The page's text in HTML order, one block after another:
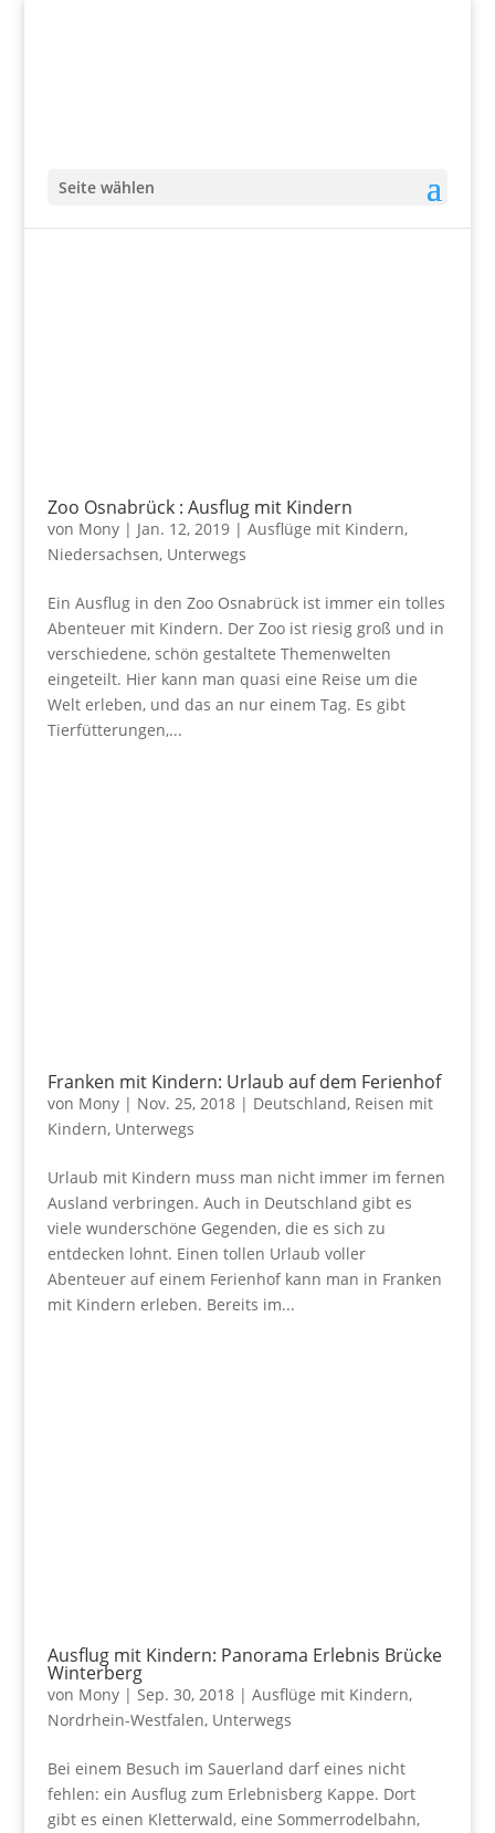
Seite wählen
Zoo Osnabrück : Ausflug mit Kindern
von Mony| Jan. 12, 2019| Ausflüge mit Kindern,
Niedersachsen, Unterwegs
Ein Ausflug in den Zoo Osnabrück ist immer ein tolles
Abenteuer mit Kindern. Der Zoo ist riesig groß und in
verschiedene, schön gestaltete Themenwelten
eingeteilt. Hier kann man quasi eine Reise um die
Welt erleben, und das an nur einem Tag. Es gibt
Tierfütterungen,...
Franken mit Kindern: Urlaub auf dem Ferienhof
von Mony| Nov. 25, 2018| Deutschland, Reisen mit
Kindern, Unterwegs
Urlaub mit Kindern muss man nicht immer im fernen
Ausland verbringen. Auch in Deutschland gibt es
viele wunderschöne Gegenden, die es sich zu
entdecken lohnt. Einen tollen Urlaub voller
Abenteuer auf einem Ferienhof kann man in Franken
mit Kindern erleben. Bereits im...
Ausflug mit Kindern: Panorama Erlebnis Brücke
Winterberg
von Mony| Sep. 30, 2018| Ausflüge mit Kindern,
Nordrhein-Westfalen, Unterwegs
Bei einem Besuch im Sauerland darf eines nicht
fehlen: ein Ausflug zum Erlebnisberg Kappe. Dort
gibt es einen Kletterwald, eine Sommerrodelbahn,